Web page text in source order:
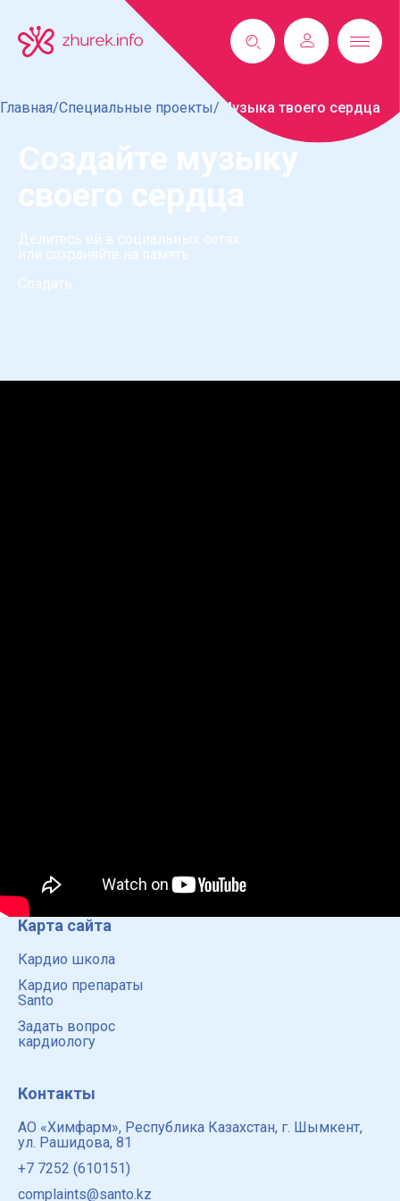
Главная/Специальные проекты/ Музыка твоего сердца
Создайте музыку
своего сердца
Делитесь ей в социальных сетях
или сохраняйте на память
Создать
Карта сайта
Кардио школа
Кардио препараты
Santo
Задать вопрос
кардиологу
Контакты
АО «Химфарм», Республика Казахстан, г. Шымкент,
ул. Рашидова, 81
+7 7252 (610151)
complaints@santo.kz